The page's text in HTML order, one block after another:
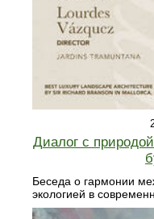
Диалог с
Беседа о гармонии
экологией в